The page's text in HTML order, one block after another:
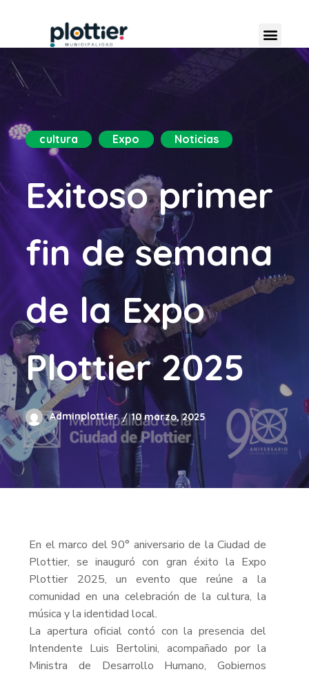
cultura Expo Noticias
Exitoso primer
fin de semana
de la Expo
Plottier 2025
Adminplottier 10 marzo, 2025
En el marco del 90° aniversario de la Ciudad de
Plottier, se inauguró con gran éxito la Expo
Plottier 2025, un evento que reúne a la
comunidad en una celebración de la cultura, la
música y la identidad local.
La apertura oficial contó con la presencia del
Intendente Luis Bertolini, acompañado por la
Ministra de Desarrollo Humano, Gobiernos